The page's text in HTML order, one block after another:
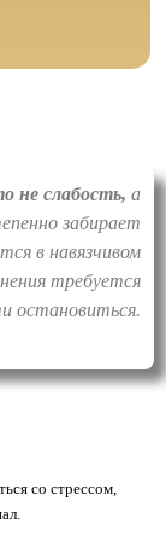
не слабость, а
забирает
в навязчивом
требуется
остановиться.
со стрессом,